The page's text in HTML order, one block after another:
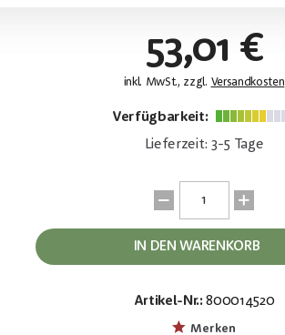
53,01 €
inkl. MwSt., zzgl. Versandkosten
Verfügbarkeit:
Lieferzeit: 3-5 Tage
IN DEN WARENKORB
Artikel-Nr.: 800014520
Merken